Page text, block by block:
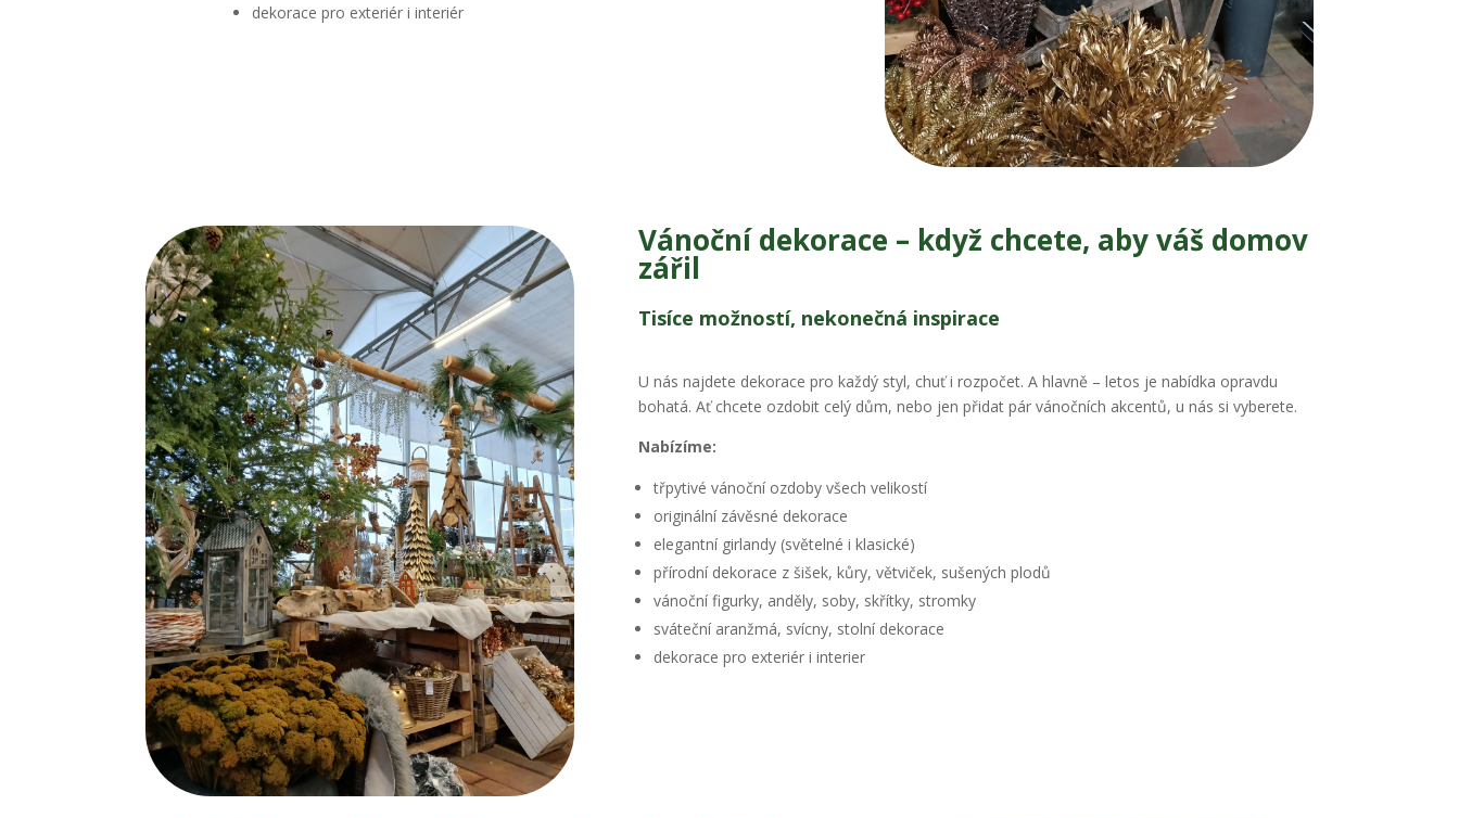
dekorace pro exteriér i interiér
Vánoční dekorace – když chcete, aby váš domov
zářil
Tisíce možností, nekonečná inspirace
U nás najdete dekorace pro každý styl, chuť i rozpočet. A hlavně – letos je nabídka opravdu
bohatá. Ať chcete ozdobit celý dům, nebo jen přidat pár vánočních akcentů, u nás si vyberete.
Nabízíme:
třpytivé vánoční ozdoby všech velikostí
originální závěsné dekorace
elegantní girlandy (světelné i klasické)
přírodní dekorace z šišek, kůry, větviček, sušených plodů
vánoční figurky, anděly, soby, skřítky, stromky
sváteční aranžmá, svícny, stolní dekorace
dekorace pro exteriér i interier